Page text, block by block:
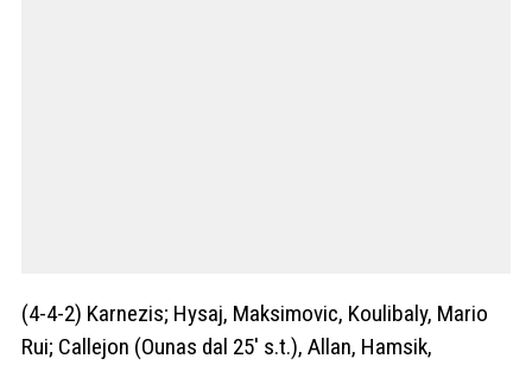
(4-4-2) Karnezis; Hysaj, Maksimovic, Koulibaly, Mario
Rui; Callejon (Ounas dal 25′ s.t.), Allan, Hamsik,